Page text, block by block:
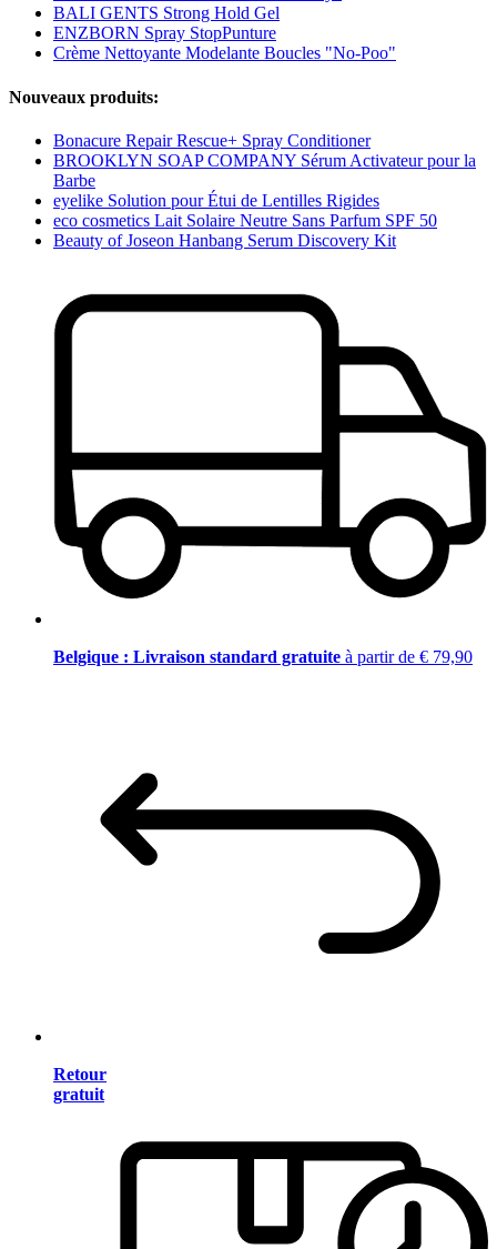
BALI GENTS Strong Hold Gel
ENZBORN Spray StopPunture
Crème Nettoyante Modelante Boucles "No-Poo"
Nouveaux produits:
Bonacure Repair Rescue+ Spray Conditioner
BROOKLYN SOAP COMPANY Sérum Activateur pour la
Barbe
eyelike Solution pour Étui de Lentilles Rigides
eco cosmetics Lait Solaire Neutre Sans Parfum SPF 50
Beauty of Joseon Hanbang Serum Discovery Kit
Belgique : Livraison standard gratuite à partir de € 79,90
Retour
gratuit